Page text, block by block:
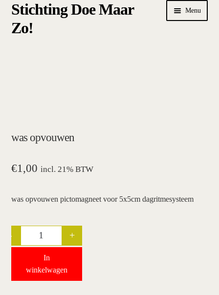
Ga
naar
Ga
de
Stichting Doe Maar
Zo!
Menu
bestellen
hoe werkt een plansysteem
wie wij zijn / contact
winkel
was opvouwen
€1,00 incl. 21% BTW
was opvouwen pictomagneet voor 5x5cm dagritmesysteem
Quantity
- +
In
winkelwagen